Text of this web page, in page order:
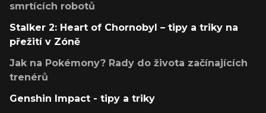
smrtících robotů
Stalker 2: Heart of Chornobyl – tipy a triky na
přežití v Zóně
Jak na Pokémony? Rady do života začínajících
trenérů
Genshin Impact - tipy a triky